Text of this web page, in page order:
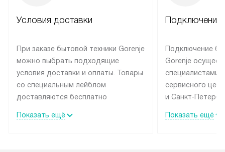
Условия доставки
При заказе бытовой техники Gorenje
можно выбрать подходящие
условия доставки и оплаты. Товары
со специальным лейблом
доставляются бесплатно
до подъезда, выезд за МКАД
Показать ещё
Подключение
Подключение
Gorenje
специалистами
сервисного
и Санкт-
подключается
Показать ещё